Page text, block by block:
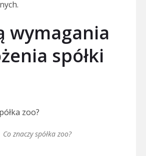
wymagania
spółki
Co znaczy spółka zoo?